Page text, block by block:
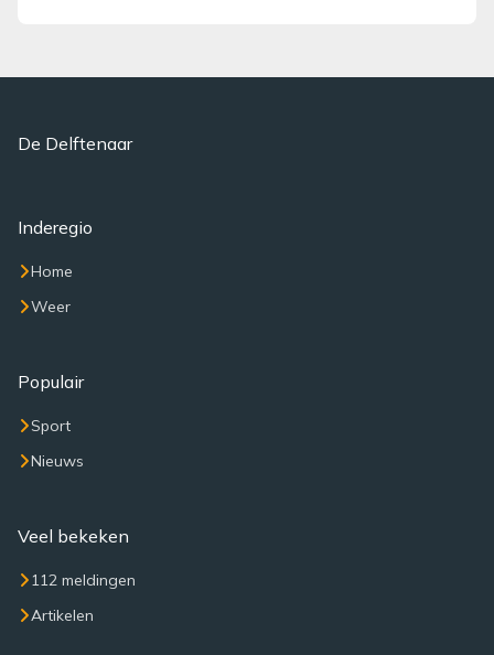
De Delftenaar
Inderegio
Home
Weer
Populair
Sport
Nieuws
Veel bekeken
112 meldingen
Artikelen